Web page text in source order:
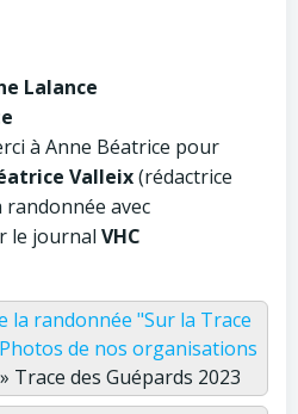
Lalance
à Anne Béatrice pour
Valleix(rédactrice
randonnée avec
le journal VHC
la randonnée "Sur la Trace
Photos de nos organisations
» Trace des Guépards 2023